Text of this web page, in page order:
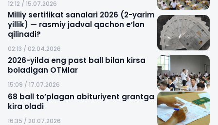
12:12 / 15.07.2026
Milliy sertifikat sanalari 2026 (2-yarim
yillik) — rasmiy jadval qachon e’lon
qilinadi?
02:13 / 02.04.2026
2026-yilda eng past ball bilan kirsa
boladigan OTMlar
15:09 / 17.07.2026
68 ball to’plagan abituriyent grantga
kira oladi
16:35 / 20.07.2026